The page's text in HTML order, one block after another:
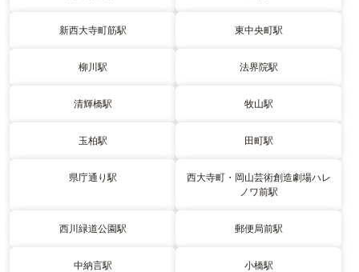
新西大寺町筋駅 東中央町駅
柳川駅 法界院駅
清輝橋駅 牧山駅
玉柏駅 田町駅
県庁通り駅
西大寺町・岡山芸術創造劇場ハレ
ノワ前駅
西川緑道公園駅 郵便局前駅
中納言駅 小橋駅